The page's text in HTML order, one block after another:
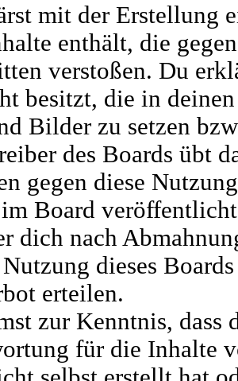
mit der Erstellung
enthält, die
verstoßen. Du
besitzt, die in
Bilder zu setzen
des Boards übt
gegen diese
Board
dich nach
dieses
erteilen.
zur Kenntnis, dass
für die Inhalte